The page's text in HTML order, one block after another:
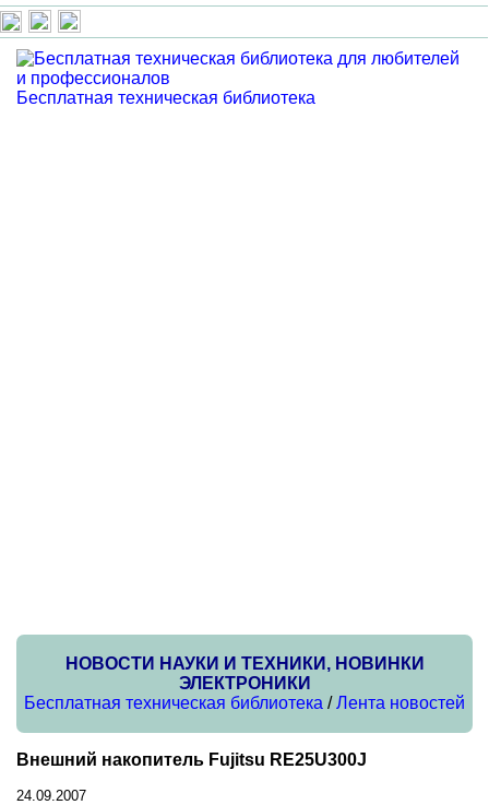
Бесплатная техническая библиотека
НОВОСТИ НАУКИ И ТЕХНИКИ, НОВИНКИ
ЭЛЕКТРОНИКИ
Бесплатная техническая библиотека /Лента новостей
Внешний накопитель Fujitsu RE25U300J
24.09.2007